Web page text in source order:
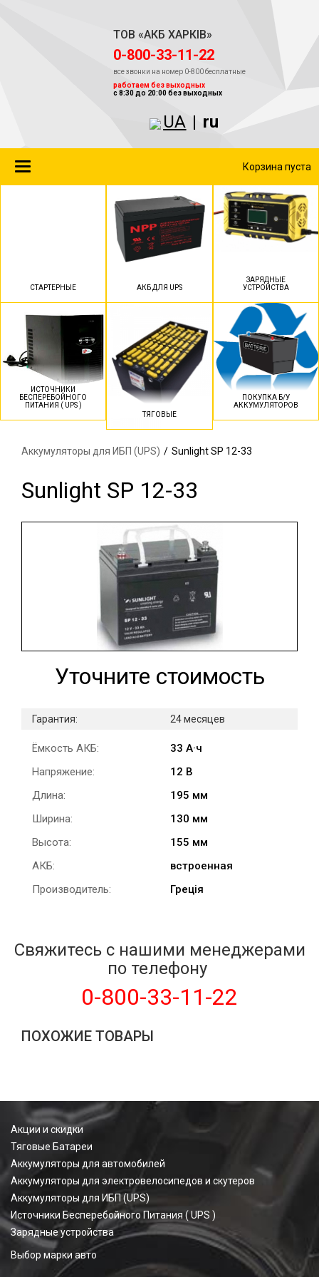
ТОВ «АКБ ХАРКІВ»
‎0-800-33-11-22
все звонки на номер 0-800 бесплатные
работаем без выходных
с 8:30 до 20:00 без выходных
UA | ru
Toggle
Корзина пуста
СТАРТЕРНЫЕ АКБ ДЛЯ UPS
ЗАРЯДНЫЕ
УСТРОЙСТВА
ИСТОЧНИКИ
БЕСПЕРЕБОЙНОГО
ПИТАНИЯ ( UPS )
ТЯГОВЫЕ
ПОКУПКА Б/У
АККУМУЛЯТОРОВ
Аккумуляторы для ИБП (UPS) / Sunlight SP 12-33
Sunlight SP 12-33
Уточните стоимость
Гарантия: 24 месяцев
Ёмкость АКБ:
33 А·ч
Напряжение:
12 В
Длина:
195 мм
Ширина:
130 мм
Высота:
155 мм
АКБ:
встроенная
Производитель:
Греція
Свяжитесь с нашими менеджерами
по телефону
0-800-33-11-22
ПОХОЖИЕ ТОВАРЫ
Акции и скидки
Тяговые Батареи
Аккумуляторы для автомобилей
Аккумуляторы для электровелосипедов и скутеров
Аккумуляторы для ИБП (UPS)
Источники Бесперебойного Питания ( UPS )
Зарядные устройства
Выбор марки авто